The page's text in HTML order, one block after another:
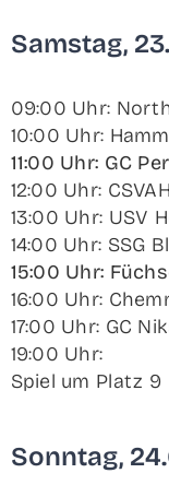
Sams­tag,
09:00 Uhr:
10:00 Uhr:
11:00 Uhr: GC
12:00 Uhr:
13:00 Uhr: USV
14:00 Uhr: SSG
15:00 Uhr:
16:00 Uhr:
17:00 Uhr: GC
19:00 Uhr:
Spiel um Platz 9
Sonn­tag,